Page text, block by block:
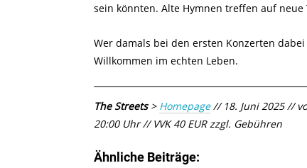
sein könnten. Alte Hymnen treffen auf neue
Wer damals bei den ersten Konzerten
Willkommen im echten Leben.
The Streets> Homepage// 18. Juni 2025 //
20:00 Uhr // VVK 40 EUR zzgl. Gebühren
Ähnliche Beiträge: